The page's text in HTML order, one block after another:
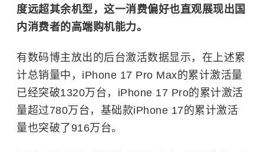
度远超其余机型，这一消费偏好也直观展现出国
内消费者的高端购机能力。
有数码博主放出的后台激活数据显示，在上述累
计总销量中，iPhone 17 Pro Max的累计激活量
已经突破1320万台，iPhone 17 Pro的累计激活
量超过780万台，基础款iPhone 17的累计激活
量也突破了916万台。